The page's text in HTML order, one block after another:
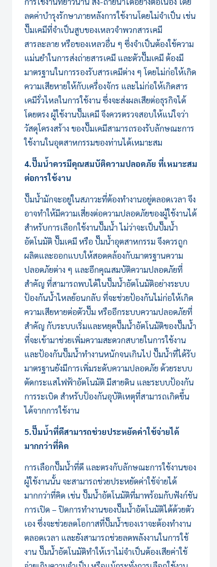
ลดค่าบำรุงรักษาภายหลังการใช้งานโดยไม่จำเป็น เช่น
ปั๊มเคมีที่จำเป็นสูบของเหลวจำพวกสารเคมี
สารละลาย หรือของเหลวอื่น ๆ ซึ่งจำเป็นต้องใช้ความ
แม่นยำในการส่งถ่ายสารเคมี และตัวปั๊มเคมีต้องมี
มาตรฐานในการรองรับสารเคมีต่าง ๆ โดยไม่ก่อให้เกิด
ความเสียหายให้กับเครื่องจักร และไม่ก่อให้เกิดสาร
เคมีรั่วไหลในการใช้งาน ซึ่งจะส่งผลเสียต่อธุรกิจได้
โดยตรง ผู้ใช้งานปั๊มเคมี จึงควรตรวจสอบให้แน่ใจว่า
วัสดุโครงสร้าง ของปั๊มเคมีสามารถรองรับลักษณะการ
ใช้งานในอุตสาหกรรมของท่านได้เหมาะสม
4.ปั๊มน้ำควรมีคุณสมบัติความปลอดภัย ที่เหมาะสม
ต่อการใช้งาน
ปั๊มน้ำมักจะอยู่ในสภาวะที่ต้องทำงานอยู่ตลอดเวลา จึง
อาจทำให้มีความเสี่ยงต่อความปลอดภัยของผู้ใช้งานได้
สำหรับการเลือกใช้งานปั๊มน้ำ ไม่ว่าจะเป็นปั๊มน้ำ
อัตโนมัติปั๊มเคมีหรือปั๊มน้ำอุตสาหกรรมจึงควรถูก
ผลิตและออกแบบให้สอดคล้องกับมาตรฐานความ
ปลอดภัยต่าง ๆ และอีกคุณสมบัติความปลอดภัยที่
สำคัญ ที่สามารถพบได้ในปั๊มน้ำอัตโนมัติอย่างระบบ
ป้องกันน้ำไหลย้อนกลับ ที่จะช่วยป้องกันไม่ก่อให้เกิด
ความเสียหายต่อตัวปั๊ม หรืออีกระบบความปลอดภัยที่
สำคัญ กับระบบเริ่มและหยุดปั๊มน้ำอัตโนมัติของปั๊มน้ำ
ที่จะเข้ามาช่วยเพิ่มความสะดวกสบายในการใช้งาน
และป้องกันปั๊มน้ำทำงานหนักจนเกินไป ปั๊มน้ำที่ได้รับ
มาตรฐานยังมีการเพิ่มระดับความปลอดภัย ด้วยระบบ
ตัดกระแสไฟฟ้าอัตโนมัติ มีสายดิน และระบบป้องกัน
การระเบิด สำหรับป้องกันอุบัติเหตุที่สามารถเกิดขึ้น
ได้จากการใช้งาน
5.ปั๊มน้ำที่ดีสามารถช่วยประหยัดค่าใช้จ่ายได้
มากกว่าที่คิด
การเลือกปั๊มน้ำที่ดี และตรงกับลักษณะการใช้งานของ
ผู้ใช้งานนั้น จะสามารถช่วยประหยัดค่าใช้จ่ายได้
มากกว่าที่คิด เช่นปั๊มน้ำอัตโนมัติที่มาพร้อมกับฟังก์ชัน
การเปิด – ปิดการทำงานของปั๊มน้ำอัตโนมัติได้ด้วยตัว
เอง ซึ่งจะช่วยลดโอกาสที่ปั๊มน้ำของเราจะต้องทำงาน
ตลอดเวลา และยังสามารถช่วยลดพลังงานในการใช้
งานปั๊มน้ำอัตโนมัติทำให้เราไม่จำเป็นต้องเสียค่าใช้